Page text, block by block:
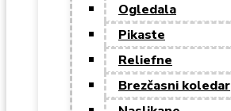
Ogledala
Pikaste
Reliefne
Brezčasni koledar